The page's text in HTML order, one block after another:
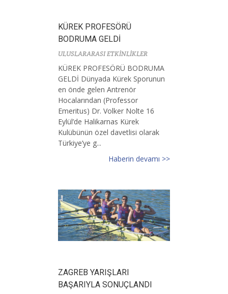
KÜREK PROFESÖRÜ
BODRUMA GELDİ
ULUSLARARASI ETKİNLİKLER
KÜREK PROFESÖRÜ BODRUMA
GELDİ Dünyada Kürek Sporunun
en önde gelen Antrenör
Hocalarından (Professor
Emeritus) Dr. Volker Nolte 16
Eylül’de Halikarnas Kürek
Kulübünün özel davetlisi olarak
Türkiye’ye g...
Haberin devamı >>
ZAGREB YARIŞLARI
BAŞARIYLA SONUÇLANDI